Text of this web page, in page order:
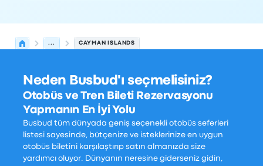
... CAYMAN ISLANDS
Neden Busbud'ı seçmelisiniz?
Otobüs ve Tren Bileti Rezervasyonu
Yapmanın En İyi Yolu
Busbud tüm dünyada geniş seçenekli otobüs seferleri
listesi sayesinde, bütçenize ve isteklerinize en uygun
otobüs biletini karşılaştırıp satın almanızda size
yardımcı oluyor. Dünyanın neresine giderseniz gidin,